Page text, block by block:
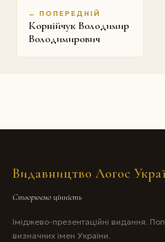
← ПОПЕРЕДНІЙ
Корнійчук Володимир
Володимирович
Видавництво Логос
Створюємо цінність
Іміджево-презентаційні видання.
визначних імен України.